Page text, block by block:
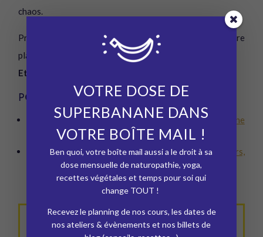
chaos.
Prenez soin de vous les amis, personne ne le fera à votre
place.
Et vive l’alimentation vivante !
POUR ALLER PLUS LOIN
Pour faire le point sur votre alimentation, réservez une
consultation en Naturopathie
Découvrez la cuisine végétale avec Charlotte : ateliers,
vidéos, retraites…
VOTRE DOSE DE
SUPERBANANE DANS
VOTRE BOÎTE MAIL !
Ben quoi, votre boîte mail aussi a le droit à sa
dose mensuelle de naturopathie, yoga,
recettes végétales et temps pour soi qui
change TOUT !
Recevez le planning de nos cours, les dates de
nos ateliers & évènements et nos billets de